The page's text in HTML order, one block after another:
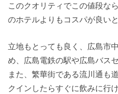
このクオリティでこの値段な
のホテルよりもコスパが良いと
立地もとっても良く、広島市
め、広島電鉄の駅や広島バス
また、繁華街である流川通も
クインしたらすぐに飲みに行け